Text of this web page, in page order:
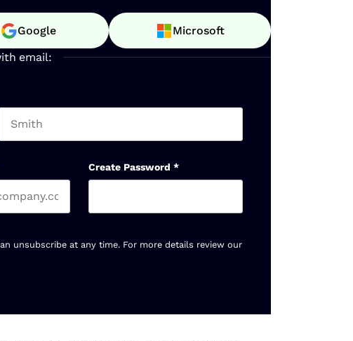
Google Microsoft
email:
Create Password *
unsubscribe at any time. For more details review our